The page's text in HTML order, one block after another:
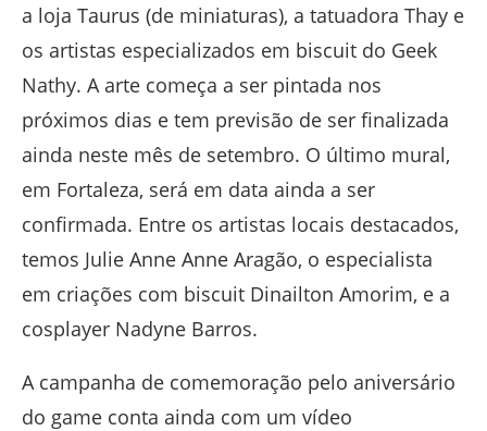
a loja Taurus (de miniaturas), a tatuadora Thay e
os artistas especializados em biscuit do Geek
Nathy. A arte começa a ser pintada nos
próximos dias e tem previsão de ser finalizada
ainda neste mês de setembro. O último mural,
em Fortaleza, será em data ainda a ser
confirmada. Entre os artistas locais destacados,
temos Julie Anne Anne Aragão, o especialista
em criações com biscuit Dinailton Amorim, e a
cosplayer Nadyne Barros.
A campanha de comemoração pelo aniversário
do game conta ainda com um vídeo